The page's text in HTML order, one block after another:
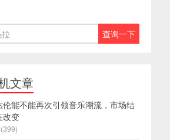
文章
伦能不能再次引领音乐潮流，市场结
改变